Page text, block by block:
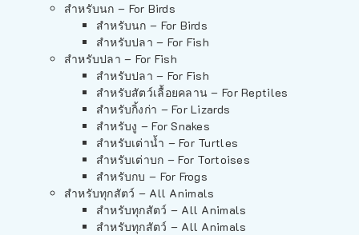
สำหรับนก – For Birds
สำหรับนก – For Birds
สำหรับปลา – For Fish
สำหรับปลา – For Fish
สำหรับปลา – For Fish
สำหรับสัตว์เลื้อยคลาน – For Reptiles
สำหรับกิ้งก่า – For Lizards
สำหรับงู – For Snakes
สำหรับเต่าน้ำ – For Turtles
สำหรับเต่าบก – For Tortoises
สำหรับกบ – For Frogs
สำหรับทุกสัตว์ – All Animals
สำหรับทุกสัตว์ – All Animals
สำหรับทุกสัตว์ – All Animals